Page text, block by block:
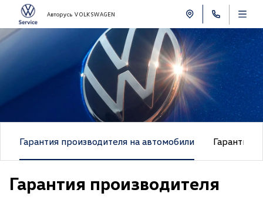
Авторусь VOLKSWAGEN
Гарантия производителя на автомобили Гарантия
Гарантия производителя